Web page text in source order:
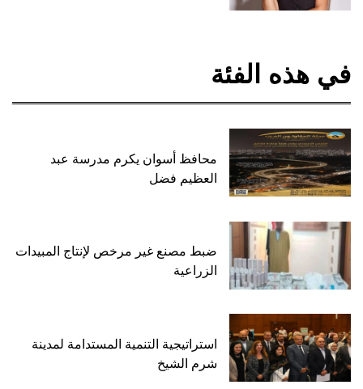
في هذه الفئة
محافظ أسوان يكرم مدرسة عبد
العظيم فضل
ضبط مصنع غير مرخص لإنتاج المبيدات
الزراعية
استراتيجية التنمية المستدامة لمدينة
شرم الشيخ